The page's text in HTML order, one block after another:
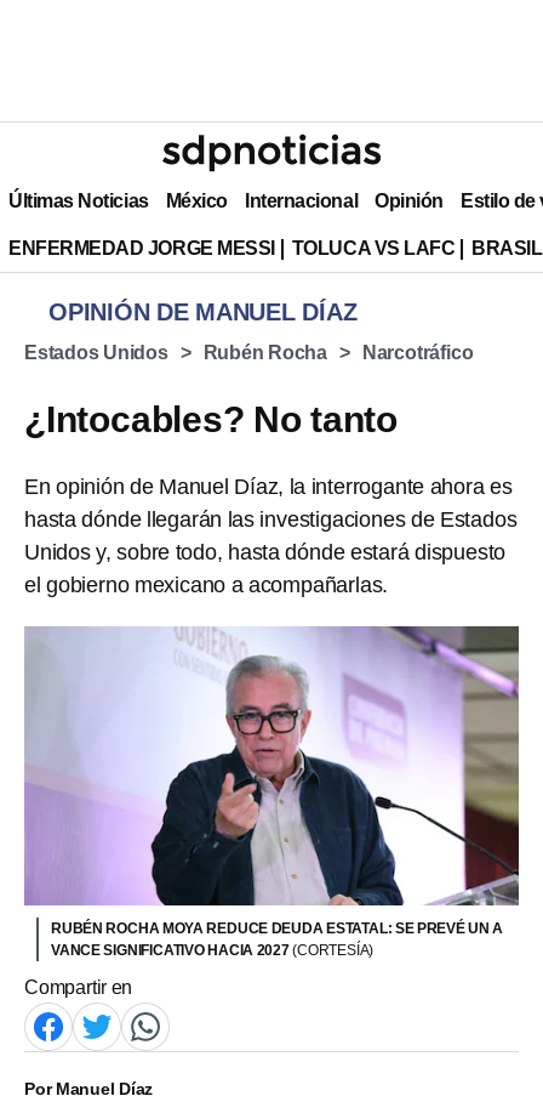
Últimas Noticias México Internacional Opinión Estilo de
ENFERMEDAD JORGE MESSI TOLUCA VS LAFC
OPINIÓN DE MANUEL DÍAZ
Estados Unidos Rubén Rocha Narcotráfico
¿Intocables? No tanto
En opinión de Manuel Díaz, la interrogante ahora es
hasta dónde llegarán las investigaciones de Estados
Unidos y, sobre todo, hasta dónde estará dispuesto
el gobierno mexicano a acompañarlas.
RUBÉN ROCHA MOYA REDUCE DEUDA ESTATAL: SE PREVÉ UN A
VANCE SIGNIFICATIVO HACIA 2027(CORTESÍA)
Compartir en
PorManuel Díaz